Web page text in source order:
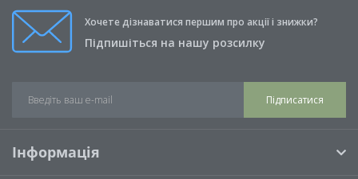
Хочете дізнаватися першим про акції і знижки?
Підпишіться на нашу розсилку
Підписатися
Інформація